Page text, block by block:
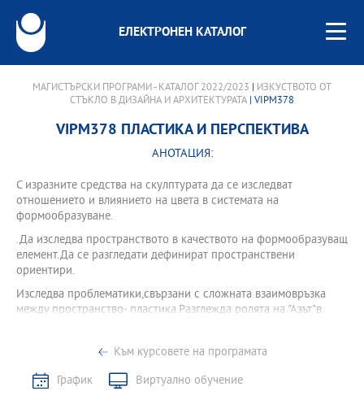
ЕЛЕКТРОНЕН КАТАЛОГ
МАГИСТЪРСКИ ПРОГРАМИ - КАТАЛОГ 2022/2023
ИЗКУСТВОТО ОТ
СТЪКЛО В ДИЗАЙНА И АРХИТЕКТУРАТА | VIPM378
VIPM378 ПЛАСТИКА И ПЕРСПЕКТИВА
АНОТАЦИЯ:
С изразните средства на скулптурата да се изследват
отношението и влиянието на цвета в системата на
формообразуване.
.Да изследва пространството в качеството на формообразуващ
елемент.Да се разгледати дефинират пространствени
ориентири.
Изследва проблематики,свързани с сложната взаимовръзка
между пространство- пластика.Разглежда ролята на "Азът"в
Към курсовете на програмата
График
Виртуално обучение